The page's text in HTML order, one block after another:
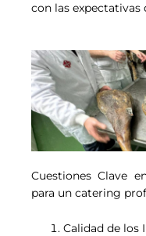
con las expectativas
Cuestiones Clave
para un catering
Calidad de los